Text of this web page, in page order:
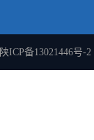
陕ICP备13021446号-2